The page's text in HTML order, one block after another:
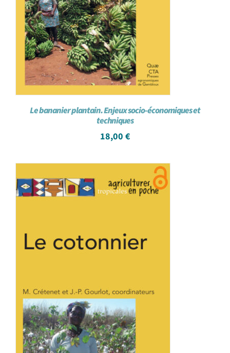
Le bananier plantain. Enjeux socio-économiques et
techniques
18,00 €